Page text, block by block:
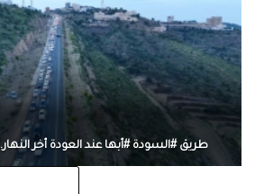
طريق #السودة #أبها عند العودة أخر النهار.